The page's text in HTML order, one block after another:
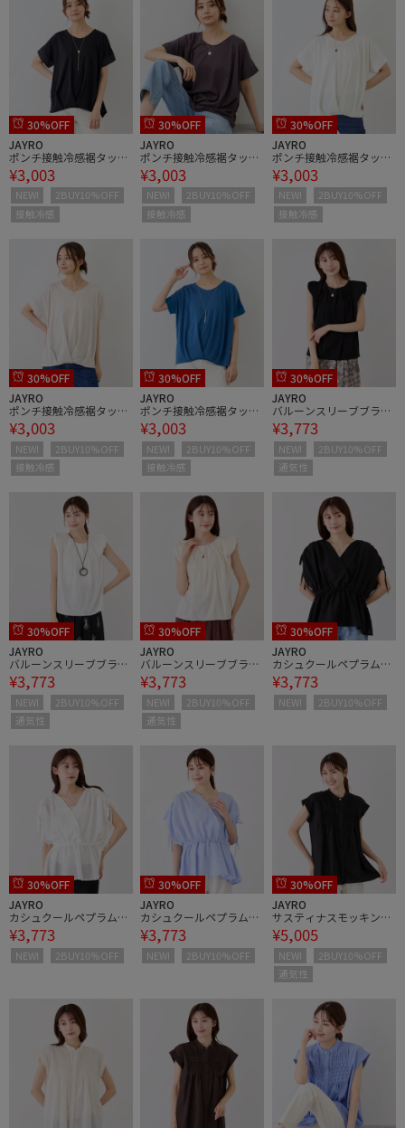
30%OFF
JAYRO
ポンチ接触冷感裾タック
Tシャツ
¥3,003
NEW!
2BUY10%OFF
接触冷感
30%OFF
JAYRO
ポンチ接触冷感裾タック
Tシャツ
¥3,003
NEW!
2BUY10%OFF
接触冷感
30%OFF
JAYRO
ポンチ接触冷感裾タック
Tシャツ
¥3,003
NEW!
2BUY10%OFF
接触冷感
30%OFF
JAYRO
ポンチ接触冷感裾タック
Tシャツ
¥3,003
NEW!
2BUY10%OFF
接触冷感
30%OFF
JAYRO
ポンチ接触冷感裾タック
Tシャツ
¥3,003
NEW!
2BUY10%OFF
接触冷感
30%OFF
JAYRO
バルーンスリーブブラウ
ス
¥3,773
NEW!
2BUY10%OFF
通気性
30%OFF
JAYRO
バルーンスリーブブラウ
ス
¥3,773
NEW!
2BUY10%OFF
通気性
30%OFF
JAYRO
バルーンスリーブブラウ
ス
¥3,773
NEW!
2BUY10%OFF
通気性
30%OFF
JAYRO
カシュクールペプラムブ
ラウス
¥3,773
NEW! 2BUY10%OFF
30%OFF
JAYRO
カシュクールペプラムブ
ラウス
¥3,773
NEW! 2BUY10%OFF
30%OFF
JAYRO
カシュクールペプラムブ
ラウス
¥3,773
NEW! 2BUY10%OFF
30%OFF
JAYRO
サスティナスモッキング
ギャザーブラウス
¥5,005
NEW!
2BUY10%OFF
通気性